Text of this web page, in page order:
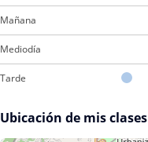
Mañana
Mediodía
Tarde
Ubicación de mis clases